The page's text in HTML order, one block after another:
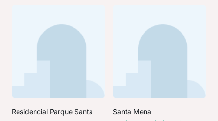
Residencial Parque Santa
Santa Mena